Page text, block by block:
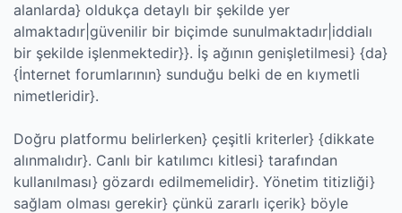
alanlarda} oldukça detaylı bir şekilde yer
almaktadır|güvenilir bir biçimde sunulmaktadır|iddialı
bir şekilde işlenmektedir}}. İş ağının genişletilmesi} {da}
{İnternet forumlarının} sunduğu belki de en kıymetli
nimetleridir}.
Doğru platformu belirlerken} çeşitli kriterler} {dikkate
alınmalıdır}. Canlı bir katılımcı kitlesi} tarafından
kullanılması} gözardı edilmemelidir}. Yönetim titizliği}
sağlam olması gerekir} çünkü zararlı içerik} böyle